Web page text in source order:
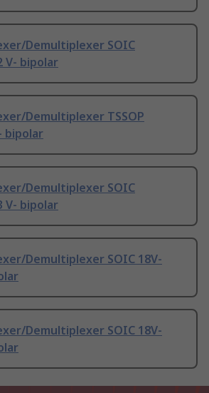
Demultiplexer SOIC
V- bipolar
Demultiplexer TSSOP
bipolar
Demultiplexer SOIC
V- bipolar
Demultiplexer SOIC 18V-
Demultiplexer SOIC 18V-